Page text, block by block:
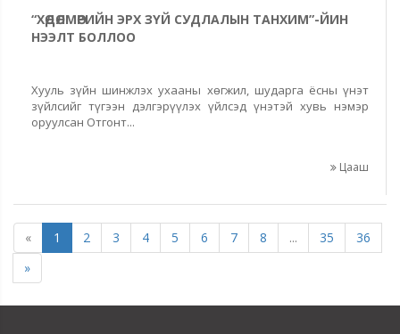
“ХӨДӨЛМӨРИЙН ЭРХ ЗҮЙ СУДЛАЛЫН ТАНХИМ”-ЙИН
НЭЭЛТ БОЛЛОО
Хууль зүйн шинжлэх ухааны хөгжил, шударга ёсны үнэт
зүйлсийг түгээн дэлгэрүүлэх үйлсэд үнэтэй хувь нэмэр
оруулсан Отгонт...
Цааш
« 1 2 3 4 5 6 7 8 ... 35
36
»